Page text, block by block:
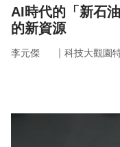
AI時代的「新石
的新資源
李元傑 ｜ 科技大觀園